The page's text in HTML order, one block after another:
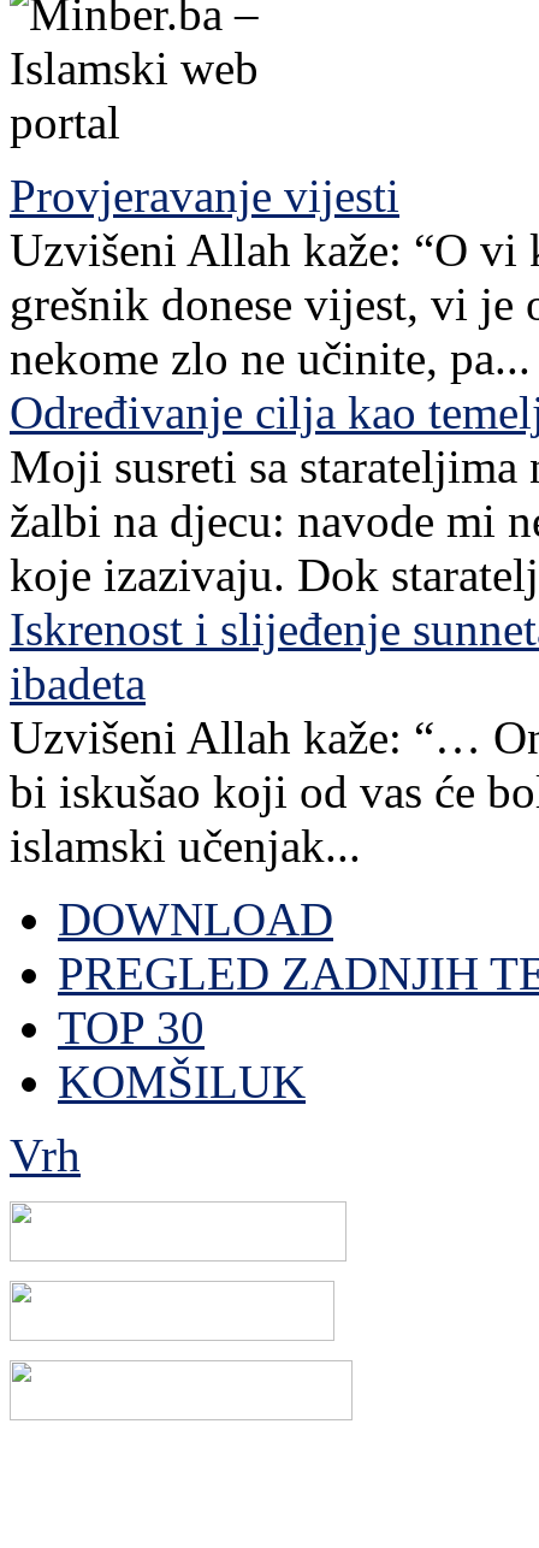
Provjeravanje vijesti
Uzvišeni Allah kaže: “O
grešnik donese vijest, vi je
nekome zlo ne učinite, pa...
Određivanje cilja kao
Moji susreti sa
žalbi na djecu: navode mi
koje izazivaju. Dok
Iskrenost i slijeđenje
ibadeta
Uzvišeni Allah kaže: “…
bi iskušao koji od vas će
islamski učenjak...
DOWNLOAD
PREGLED ZADNJIH
TOP 30
KOMŠILUK
Vrh